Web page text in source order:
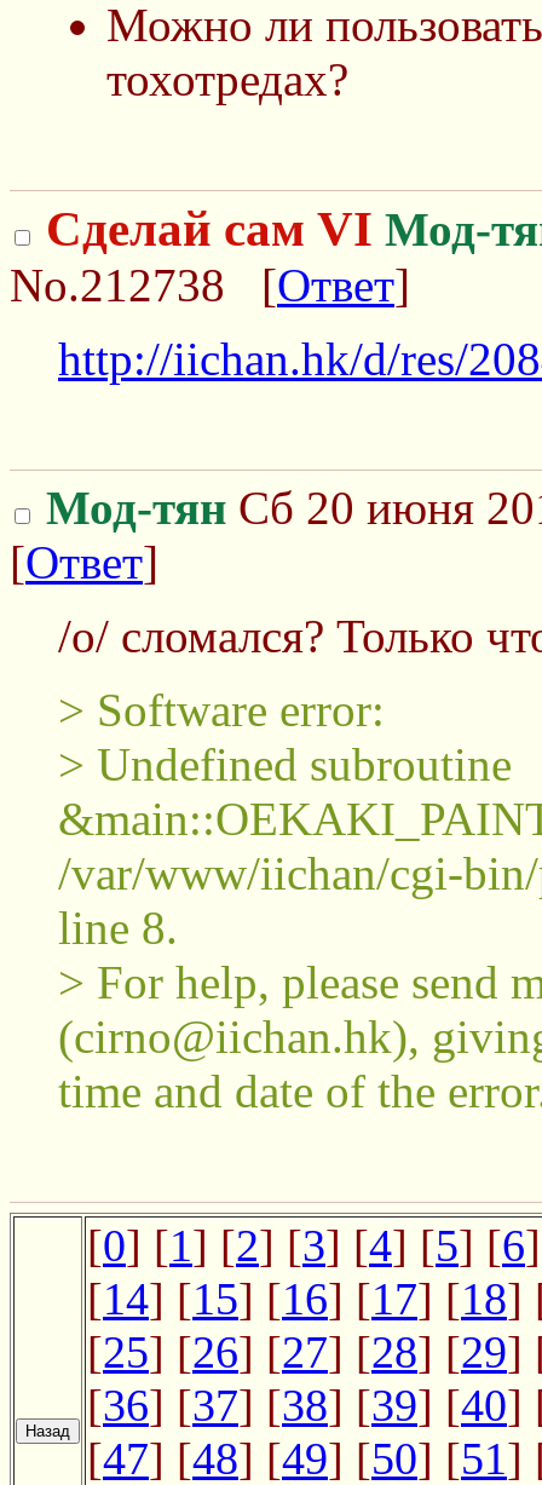
Можно ли
тохотредах?
Сделай сам VI Мод-
No.212738 [Ответ]
http://iichan.hk/d/res/
Мод-тян Сб 20 июня
[Ответ]
/o/ сломался? Только
> Software error:
> Undefined subroutine
/var/www/iichan/cgi-
line 8.
> For help, please send
(cirno@iichan.hk),
time and date of the
[0] [1] [2] [3] [4] [5] [6
[14] [15] [16] [17] [18]
[25] [26] [27] [28] [29]
[36] [37] [38] [39] [40]
[47] [48] [49] [50] [51]